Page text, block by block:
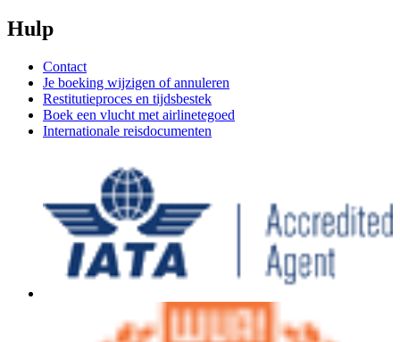
Hulp
Contact
Je boeking wijzigen of annuleren
Restitutieproces en tijdsbestek
Boek een vlucht met airlinetegoed
Internationale reisdocumenten